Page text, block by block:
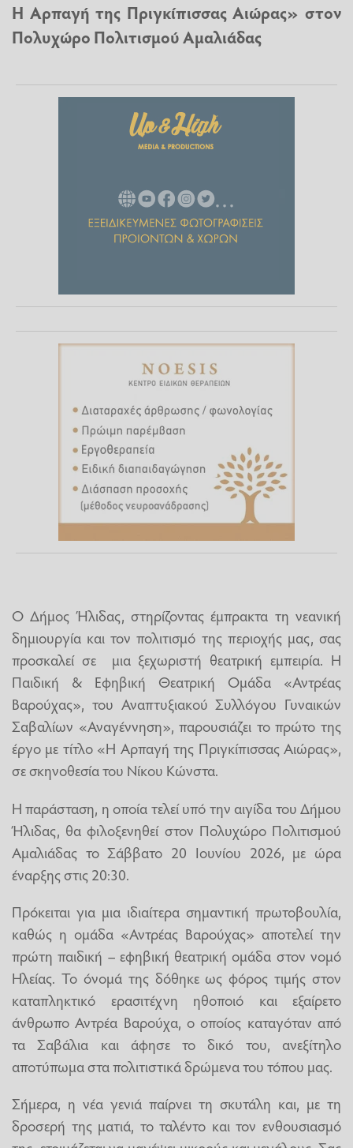
Η Αρπαγή της Πριγκίπισσας Αιώρας» στον
Πολυχώρο Πολιτισμού Αμαλιάδας
Ο Δήμος Ήλιδας, στηρίζοντας έμπρακτα τη νεανική
δημιουργία και τον πολιτισμό της περιοχής μας, σας
προσκαλεί σε μια ξεχωριστή θεατρική εμπειρία. Η
Παιδική & Εφηβική Θεατρική Ομάδα «Αντρέας
Βαρούχας», του Αναπτυξιακού Συλλόγου Γυναικών
Σαβαλίων «Αναγέννηση», παρουσιάζει το πρώτο της
έργο με τίτλο «Η Αρπαγή της Πριγκίπισσας Αιώρας»,
σε σκηνοθεσία του Νίκου Κώνστα.
Η παράσταση, η οποία τελεί υπό την αιγίδα του Δήμου
Ήλιδας, θα φιλοξενηθεί στον Πολυχώρο Πολιτισμού
Αμαλιάδας το Σάββατο 20 Ιουνίου 2026, με ώρα
έναρξης στις 20:30.
Πρόκειται για μια ιδιαίτερα σημαντική πρωτοβουλία,
καθώς η ομάδα «Αντρέας Βαρούχας» αποτελεί την
πρώτη παιδική – εφηβική θεατρική ομάδα στον νομό
Ηλείας. Το όνομά της δόθηκε ως φόρος τιμής στον
καταπληκτικό ερασιτέχνη ηθοποιό και εξαίρετο
άνθρωπο Αντρέα Βαρούχα, ο οποίος καταγόταν από
τα Σαβάλια και άφησε το δικό του, ανεξίτηλο
αποτύπωμα στα πολιτιστικά δρώμενα του τόπου μας.
Σήμερα, η νέα γενιά παίρνει τη σκυτάλη και, με τη
δροσερή της ματιά, το ταλέντο και τον ενθουσιασμό